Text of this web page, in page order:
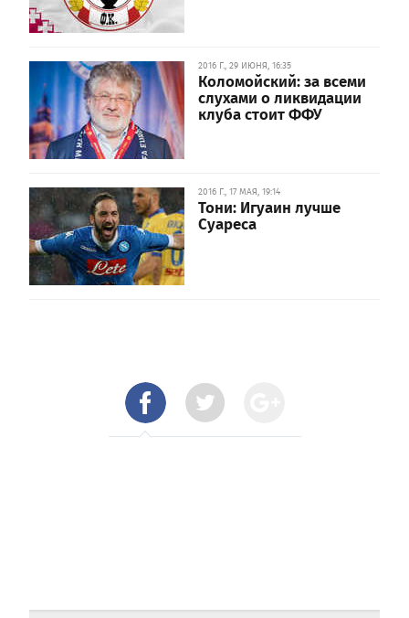
2016 Г., 29 ИЮНЯ, 16:35
Коломойский: за всеми
слухами о ликвидации
клуба стоит ФФУ
2016 Г., 17 МАЯ, 19:14
Тони: Игуаин лучше
Суареса